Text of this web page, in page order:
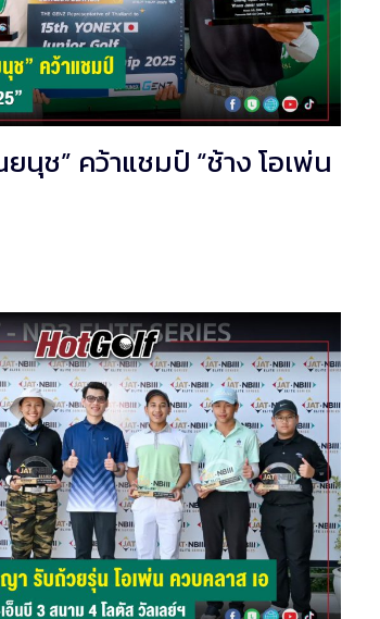
ช” คว้าแชมป์ “ช้าง โอเพ่น